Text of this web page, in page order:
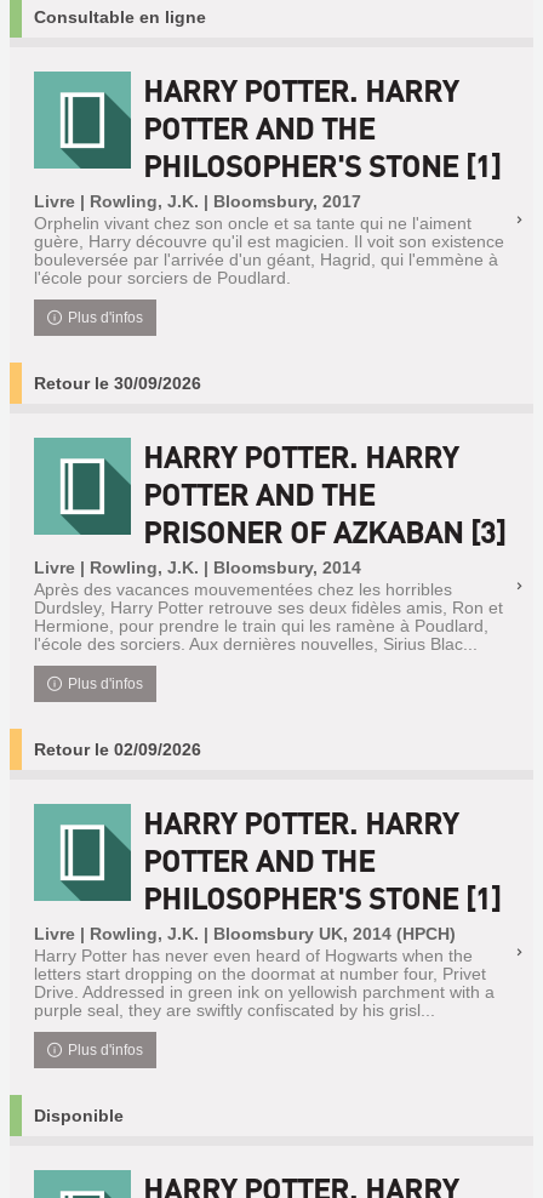
Consultable en ligne
HARRY POTTER. HARRY
POTTER AND THE
PHILOSOPHER'S STONE [1]
Livre | Rowling, J.K. | Bloomsbury, 2017
Orphelin vivant chez son oncle et sa tante qui ne l'aiment
guère, Harry découvre qu'il est magicien. Il voit son existence
bouleversée par l'arrivée d'un géant, Hagrid, qui l'emmène à
l'école pour sorciers de Poudlard.
Plus d'infos
Retour le 30/09/2026
HARRY POTTER. HARRY
POTTER AND THE
PRISONER OF AZKABAN [3]
Livre | Rowling, J.K. | Bloomsbury, 2014
Après des vacances mouvementées chez les horribles
Durdsley, Harry Potter retrouve ses deux fidèles amis, Ron et
Hermione, pour prendre le train qui les ramène à Poudlard,
l'école des sorciers. Aux dernières nouvelles, Sirius Blac...
Plus d'infos
Retour le 02/09/2026
HARRY POTTER. HARRY
POTTER AND THE
PHILOSOPHER'S STONE [1]
Livre | Rowling, J.K. | Bloomsbury UK, 2014 (HPCH)
Harry Potter has never even heard of Hogwarts when the
letters start dropping on the doormat at number four, Privet
Drive. Addressed in green ink on yellowish parchment with a
purple seal, they are swiftly confiscated by his grisl...
Plus d'infos
Disponible
HARRY POTTER. HARRY